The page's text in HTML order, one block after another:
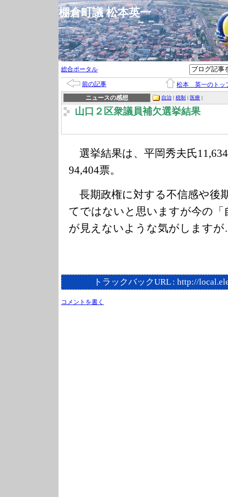
棚倉町議 松本英一
総合ポータル
前の記事
松本 英一のトッ
ニュースの感想
自治 | 税制 | 医療 |
山口２区衆議員補欠選挙結果
選挙結果は、平岡秀夫氏
94,404票。
長期政権に対する不信感や後
てではないと思いますが今の「
が見えないような気がします
トラックバックURL : http://
コメントを書く